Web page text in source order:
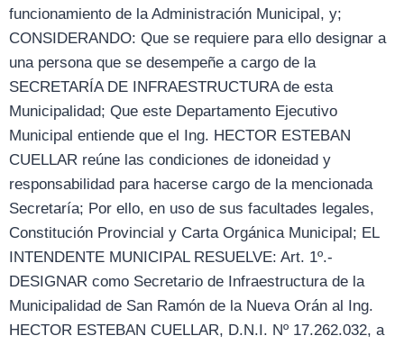
funcionamiento de la Administración Municipal, y;
CONSIDERANDO: Que se requiere para ello designar a
una persona que se desempeñe a cargo de la
SECRETARÍA DE INFRAESTRUCTURA de esta
Municipalidad; Que este Departamento Ejecutivo
Municipal entiende que el Ing. HECTOR ESTEBAN
CUELLAR reúne las condiciones de idoneidad y
responsabilidad para hacerse cargo de la mencionada
Secretaría; Por ello, en uso de sus facultades legales,
Constitución Provincial y Carta Orgánica Municipal; EL
INTENDENTE MUNICIPAL RESUELVE: Art. 1º.-
DESIGNAR como Secretario de Infraestructura de la
Municipalidad de San Ramón de la Nueva Orán al Ing.
HECTOR ESTEBAN CUELLAR, D.N.I. Nº 17.262.032, a